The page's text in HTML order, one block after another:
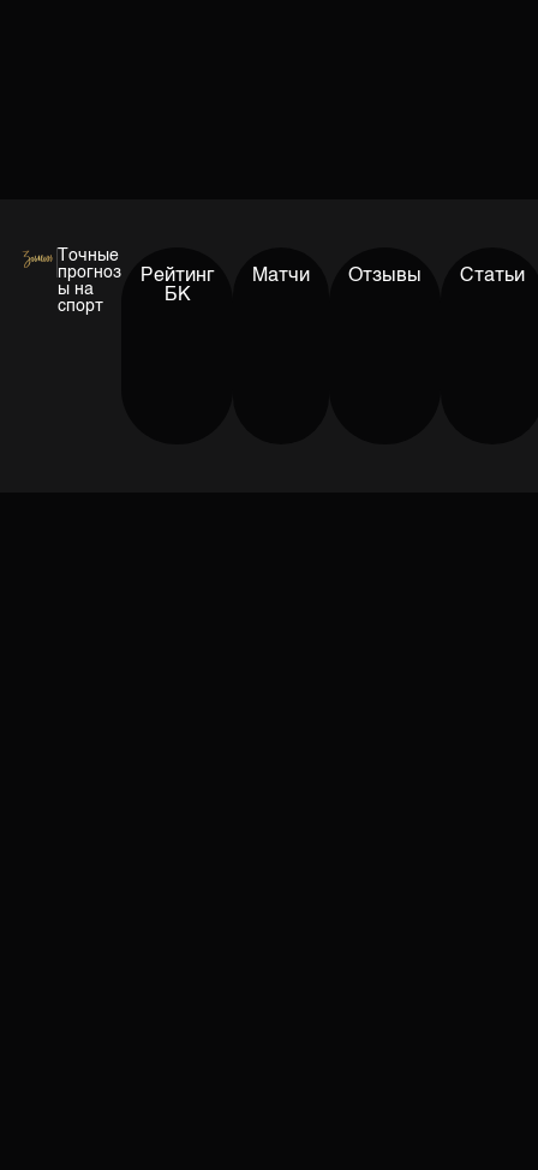
Точные
прогноз
ы на
спорт
Рейтинг
БК
Матчи Отзывы Статьи